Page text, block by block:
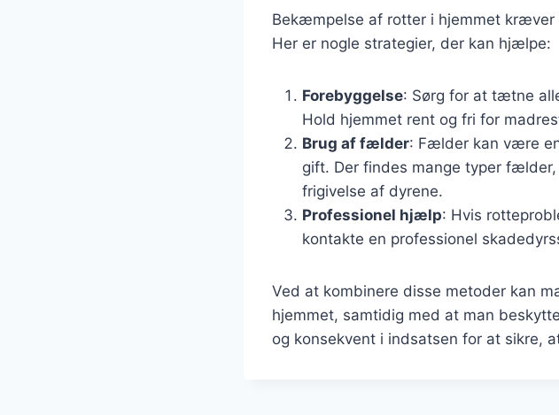
Bekæmpelse af rotter i hjemmet
Her er nogle strategier, der kan hjælpe:
Forebyggelse: Sørg for at tætne
Hold hjemmet rent og fri for
Brug af fælder: Fælder kan være
gift. Der findes mange typer
frigivelse af dyrene.
Professionel hjælp: Hvis
kontakte en professionel
Ved at kombinere disse metoder kan
hjemmet, samtidig med at man
og konsekvent i indsatsen for at sikre,